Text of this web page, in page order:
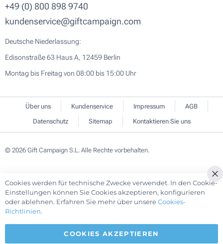
+49 (0) 800 898 9740
kundenservice@giftcampaign.com
Deutsche Niederlassung:
Edisonstraße 63 Haus A, 12459 Berlin
Montag bis Freitag von 08:00 bis 15:00 Uhr
Über uns Kundenservice Impressum
AGB
Datenschutz
Sitemap Kontaktieren Sie uns
© 2026 Gift Campaign S.L. Alle Rechte vorbehalten.
Cookies werden für technische Zwecke verwendet. In den Cookie-
Einstellungen können Sie Cookies akzeptieren, konfigurieren
oder ablehnen. Erfahren Sie mehr über unsereCookies-
Richtlinien.
COOKIES AKZEPTIEREN